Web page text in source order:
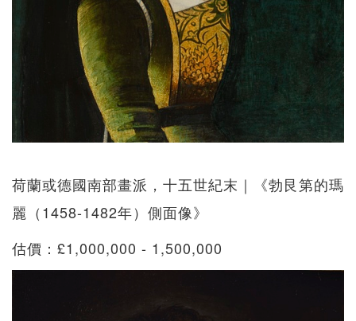
荷蘭或德國南部畫派，十五世紀末｜《勃艮第的瑪
麗（1458-1482年）側面像》
估價：£1,000,000 - 1,500,000